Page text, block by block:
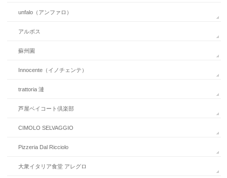
unfalo（アンファロ）
アルボス
蘇州園
Innocente（イノチェンテ）
trattoria 漣
芦屋ベイコート倶楽部
CIMOLO SELVAGGIO
Pizzeria Dal Ricciolo
大衆イタリア食堂 アレグロ